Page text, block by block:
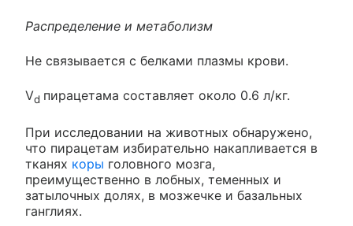
Распределение и метаболизм
Не связывается с белками плазмы крови.
Vd пирацетама составляет около 0.6 л/кг.
При исследовании на животных обнаружено,
что пирацетам избирательно накапливается в
тканях коры головного мозга,
преимущественно в лобных, теменных и
затылочных долях, в мозжечке и базальных
ганглиях.